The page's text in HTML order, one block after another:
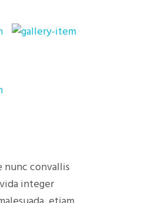
convallis
integer